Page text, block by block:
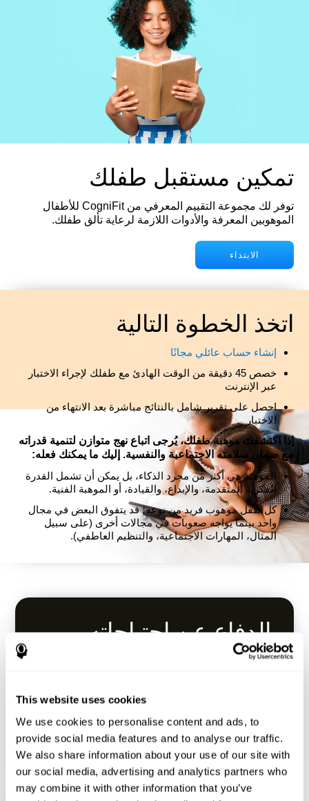
This website uses cookies
We use cookies to personalise content and ads, to
provide social media features and to analyse our traffic.
We also share information about your use of our site with
our social media, advertising and analytics partners who
may combine it with other information that you’ve
تمكين مستقبل طفلك
توفر لك مجموعة التقييم المعرفي من CogniFit للأطفال
الموهوبين المعرفة والأدوات اللازمة لرعاية تألق طفلك.
الابتداء
اتخذ الخطوة التالية
إنشاء حساب عائلي مجانًا
خصص 45 دقيقة من الوقت الهادئ مع طفلك لإجراء الاختبار
عبر الإنترنت
احصل على تقرير شامل بالنتائج مباشرة بعد الانتهاء من
الاختبار
إذا اكتشفتَ موهبة طفلك، يُرجى اتباع نهج متوازن لتنمية قدراته
مع ضمان سلامته الاجتماعية والنفسية. إليك ما يمكنك فعله:
الموهبة هي أكثر من مجرد الذكاء، بل يمكن أن تشمل القدرة
الفكرية المتقدمة، والإبداع، والقيادة، أو الموهبة الفنية.
كل طفل موهوب فريد من نوعه؛ قد يتفوق البعض في مجال
واحد بينما يواجه صعوبات في مجالات أخرى (على سبيل
المثال، المهارات الاجتماعية، والتنظيم العاطفي).
الدفاع عن احتياجاته
التعليمية
استكشف المقررات الدراسية المتقدمة، وبرامج
الإثراء، أو برامج التسريع (مثل تخطي الصفوف).
ابحث عن برامج تعليم الموهوبين إن وجدت.